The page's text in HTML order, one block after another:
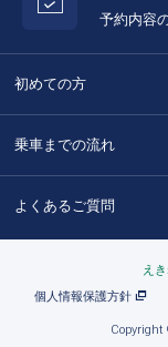
予約内容
初めての方
乗車までの流れ
よくあるご質問
え
個人情報保護方針
Copyright